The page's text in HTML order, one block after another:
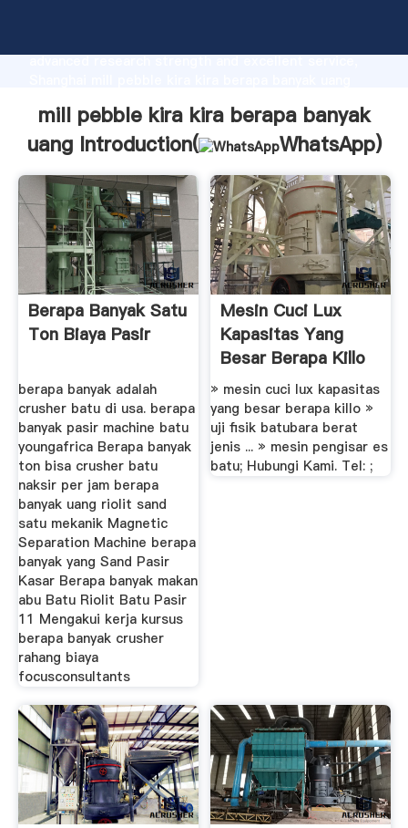
advanced research strength and excellent service,
customers.
mill pebble kira kira berapa banyak
uang Introduction(
WhatsApp)
Berapa Banyak Satu
Ton Biaya Pasir
berapa banyak adalah
crusher batu di usa. berapa
banyak pasir machine batu
youngafrica Berapa banyak
ton bisa crusher batu
naksir per jam berapa
banyak uang riolit sand
satu mekanik Magnetic
Separation Machine berapa
banyak yang Sand Pasir
Kasar Berapa banyak makan
abu Batu Riolit Batu Pasir
11 Mengakui kerja kursus
berapa banyak crusher
rahang biaya
focusconsultants
Mesin Cuci Lux
Kapasitas Yang
Besar Berapa Killo
» mesin cuci lux kapasitas
yang besar berapa killo »
uji fisik batubara berat
jenis ... » mesin pengisar es
batu; Hubungi Kami. Tel: ;